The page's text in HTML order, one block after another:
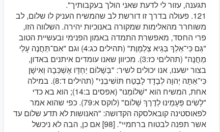
תגענה, עזור לי לדעת שאני הולך בעקבותיך".
121. פעולה בדרך זו דורשת לב שהמשיח העניק לו שלום, לב
משוחרר מהאלימות שמקורה באנוכיות יהירה. השלווה הזו,
פרי החסד, מאפשרת התמדה באמון הפנימי ובעשיית הטוב
"גַּם כִּי־אֵלֵךְ בְּגֵיא צַלְמָוֶת" (תהילים כג:4) וגם "אִם־תַּחֲנֶה עָלַי
מַחֲנֶה" (תהליםי כז:3). מכיוון שאנו עומדים איתנים באדון,
בצור ישענו, אנו יכולים לשיר: "בְּשָׁלוֹם יַחְדָּו אֶשְׁכְּבָה וְאִישָׁן
כִּי־אַתָּה יְהוָה לְבָדָד לָבֶטַח תּוֹשִׁיבֵנִי" (תהילים ד:8). במילה
אחת, המשיח הוא "שְׁלוֹמֵנוּ" (אפסים ב:14); הוא בא כדי
"לָשִׂים פְּעָמֵינוּ לְדֶרֶךְ שָׁלוֹם" (לוקס א:79). כפי שהוא אמר
לפאוסטינה קובאלסקה הקדושה: "האנושות לא תדע שלום עד
אשר תפנה לבטוח ברחמיי". [98] אם כן, הבה לא ניכשל